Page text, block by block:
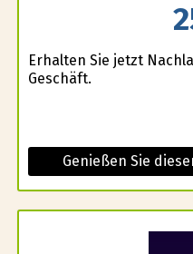
Erhalten Sie jetzt
Geschäft.
Genießen Sie